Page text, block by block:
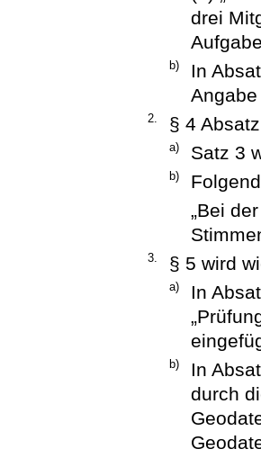
drei
b)
In
Angabe
2. § 4
a) Satz 3
b)
„Bei
3. § 5 wird
a)
In
b)
In
durch